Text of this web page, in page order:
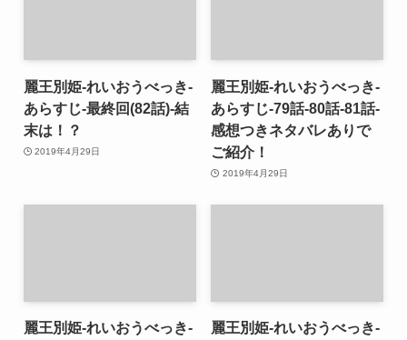
麗王別姫-れいおうべっき-
あらすじ-最終回(82話)-結
末は！？
2019年4月29日
麗王別姫-れいおうべっき-
あらすじ-79話-80話-81話-
感想つきネタバレありで
ご紹介！
2019年4月29日
麗王別姫-れいおうべっき-
麗王別姫-れいおうべっき-